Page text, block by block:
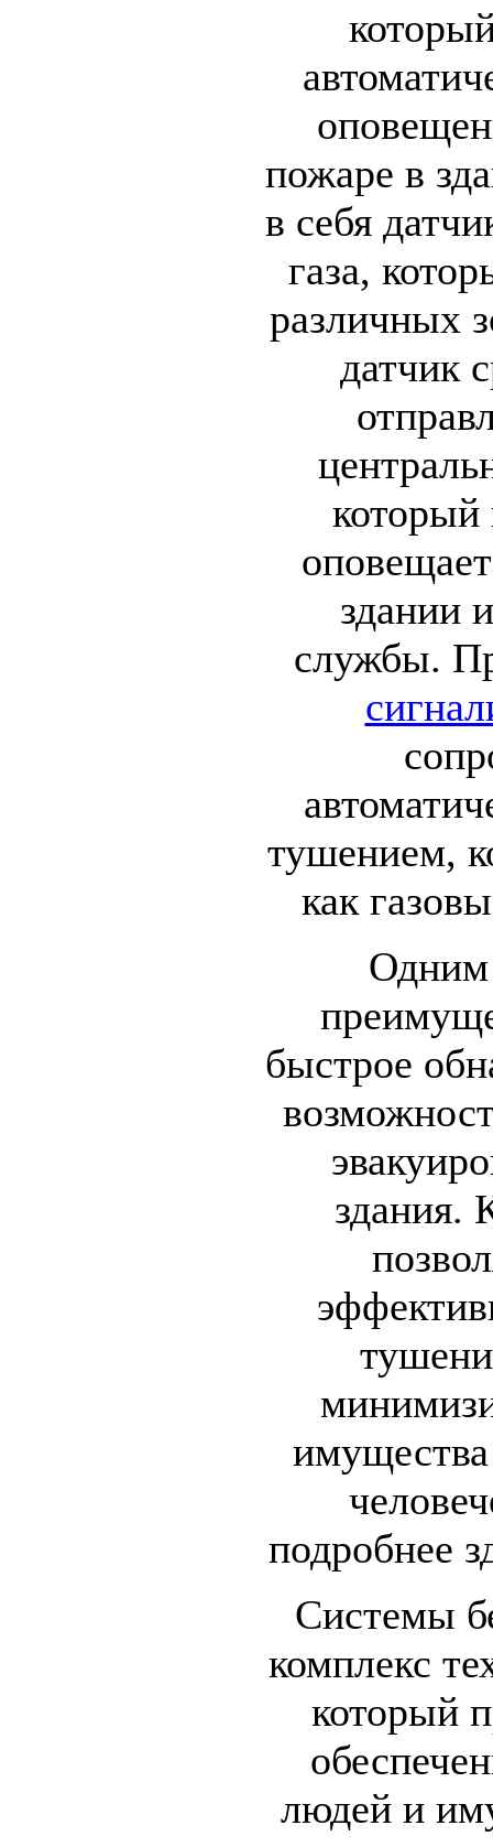
пожаре в
в себя
газа,
различных
датчик
который
здании
службы.
тушением,
как
Одним
быстрое
здания.
подробнее
Системы
комплекс
который
людей и